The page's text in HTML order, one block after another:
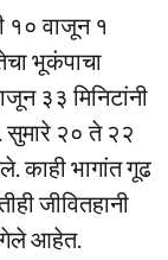
१० वाजून १
भूकंपाचा
३३ मिनिटांनी
सुमारे २० ते २२
काही भागांत गूढ
जीवितहानी
गेले आहेत.